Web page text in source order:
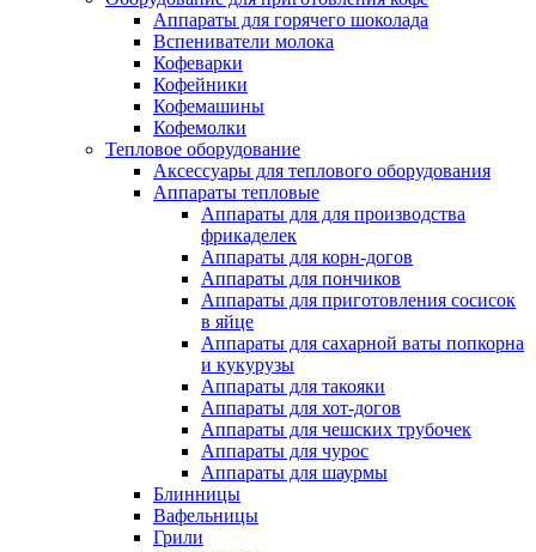
Аппараты для горячего шоколада
Вспениватели молока
Кофеварки
Кофейники
Кофемашины
Кофемолки
Тепловое оборудование
Аксессуары для теплового оборудования
Аппараты тепловые
Аппараты для для производства
фрикаделек
Аппараты для корн-догов
Аппараты для пончиков
Аппараты для приготовления сосисок
в яйце
Аппараты для сахарной ваты попкорна
и кукурузы
Аппараты для такояки
Аппараты для хот-догов
Аппараты для чешских трубочек
Аппараты для чурос
Аппараты для шаурмы
Блинницы
Вафельницы
Грили